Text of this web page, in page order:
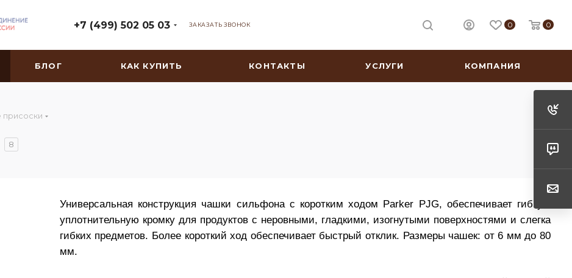
+7 (499) 502 05 03 ЗАКАЗАТЬ ЗВОНОК 0 0
БЛОГ КАК КУПИТЬ КОНТАКТЫ УСЛУГИ КОМПАНИЯ
присоски
8
Универсальная конструкция чашки сильфона с коротким ходом Parker PJG, обеспечивает гибкую
уплотнительную кромку для продуктов с неровными, гладкими, изогнутыми поверхностями и слегка
гибких предметов. Более короткий ход обеспечивает быстрый отклик. Размеры чашек: от 6 мм до 80
мм.